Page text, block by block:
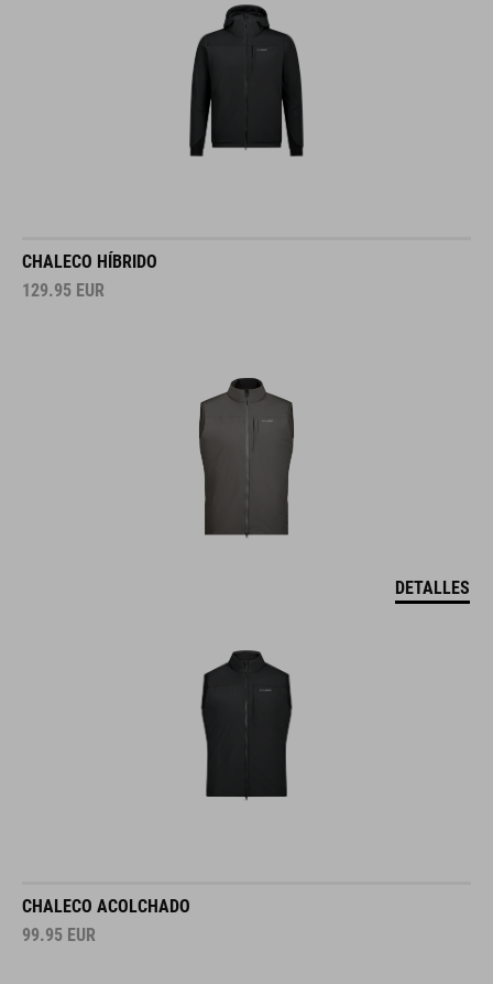
CHALECO HÍBRIDO
129.95 EUR
DETALLES
CHALECO ACOLCHADO
99.95 EUR